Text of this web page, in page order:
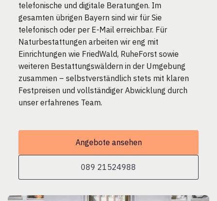
telefonische und digitale Beratungen. Im
gesamten übrigen Bayern sind wir für Sie
telefonisch oder per E-Mail erreichbar. Für
Naturbestattungen arbeiten wir eng mit
Einrichtungen wie FriedWald, RuheForst sowie
weiteren Bestattungswäldern in der Umgebung
zusammen – selbstverständlich stets mit klaren
Festpreisen und vollständiger Abwicklung durch
unser erfahrenes Team.
Angebote ansehen
089 21524988